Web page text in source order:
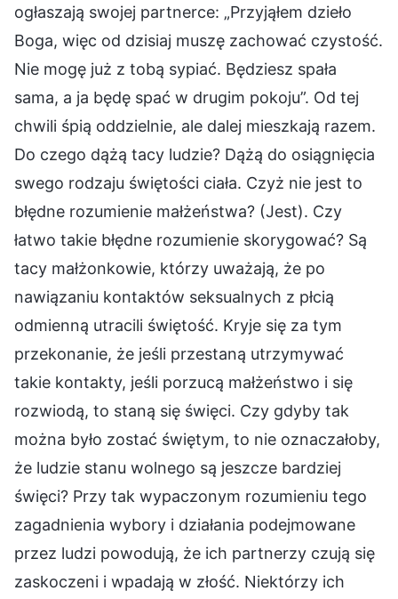
ogłaszają swojej partnerce: „Przyjąłem dzieło
Boga, więc od dzisiaj muszę zachować czystość.
Nie mogę już z tobą sypiać. Będziesz spała
sama, a ja będę spać w drugim pokoju”. Od tej
chwili śpią oddzielnie, ale dalej mieszkają razem.
Do czego dążą tacy ludzie? Dążą do osiągnięcia
swego rodzaju świętości ciała. Czyż nie jest to
błędne rozumienie małżeństwa? (Jest). Czy
łatwo takie błędne rozumienie skorygować? Są
tacy małżonkowie, którzy uważają, że po
nawiązaniu kontaktów seksualnych z płcią
odmienną utracili świętość. Kryje się za tym
przekonanie, że jeśli przestaną utrzymywać
takie kontakty, jeśli porzucą małżeństwo i się
rozwiodą, to staną się święci. Czy gdyby tak
można było zostać świętym, to nie oznaczałoby,
że ludzie stanu wolnego są jeszcze bardziej
święci? Przy tak wypaczonym rozumieniu tego
zagadnienia wybory i działania podejmowane
przez ludzi powodują, że ich partnerzy czują się
zaskoczeni i wpadają w złość. Niektórzy ich